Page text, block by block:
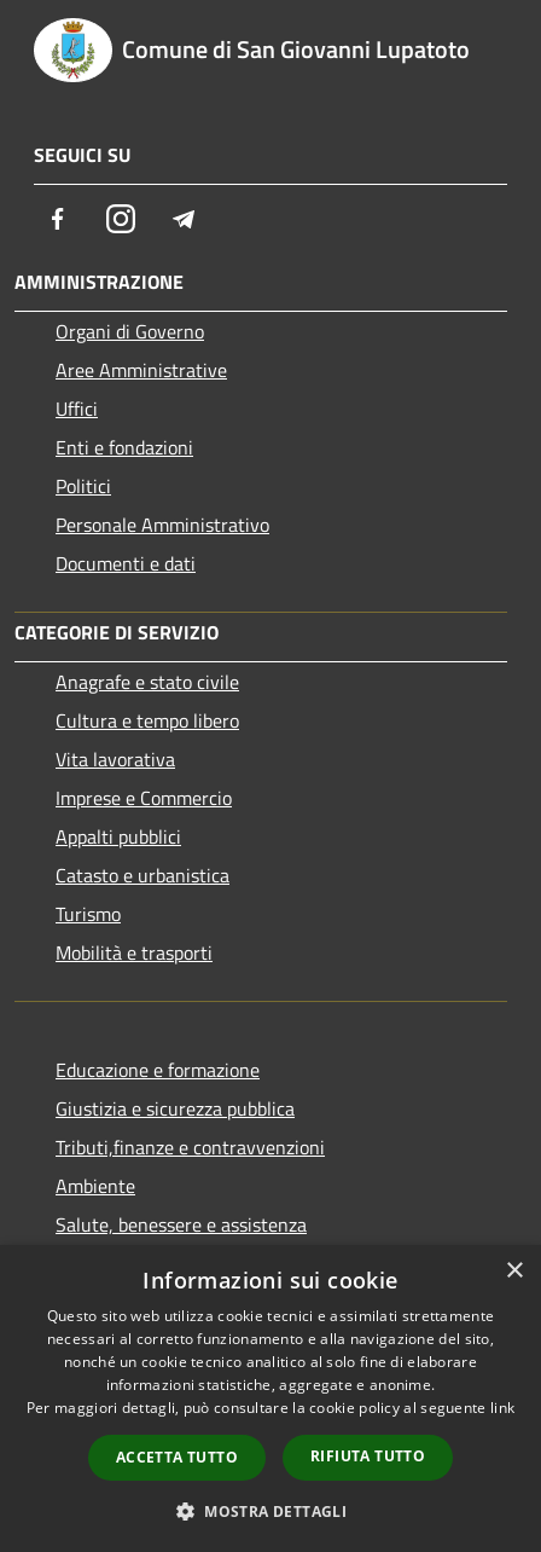
Comune di San Giovanni Lupatoto
SEGUICI SU
FacebookInstagram
AMMINISTRAZIONE
Organi di Governo
Aree Amministrative
Uffici
Enti e fondazioni
Politici
Personale Amministrativo
Documenti e dati
CATEGORIE DI SERVIZIO
Anagrafe e stato civile
Cultura e tempo libero
Vita lavorativa
Imprese e Commercio
Appalti pubblici
Catasto e urbanistica
Turismo
Mobilità e trasporti
Educazione e formazione
Giustizia e sicurezza pubblica
Tributi,finanze e contravvenzioni
Ambiente
Salute, benessere e assistenza
NOVITÀ
Notizie
Comunicati
×
Informazioni sui cookie
Questo sito web utilizza cookie tecnici e assimilati strettamente
necessari al corretto funzionamento e alla navigazione del sito,
nonché un cookie tecnico analitico al solo fine di elaborare
informazioni statistiche, aggregate e anonime.
Per maggiori dettagli, può consultare la cookie policy al seguente link
ACCETTA TUTTO RIFIUTA TUTTO
MOSTRA DETTAGLI